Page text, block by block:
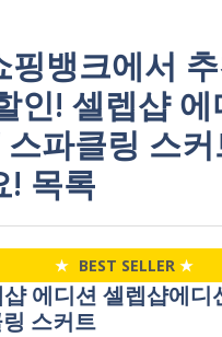
핑뱅크에서
인! 셀렙샵 에
스파클링 스
! 목록
★ BEST SELLER ★
에디션 셀렙샵에디
스커트